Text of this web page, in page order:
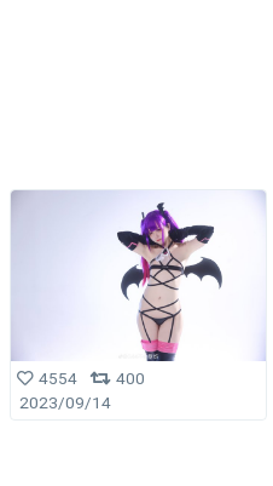
4554
400
2023/09/14